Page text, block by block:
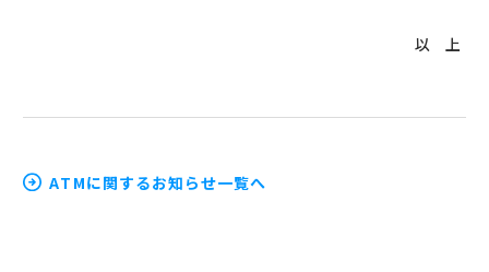
以 上
ATMに関するお知らせ一覧へ